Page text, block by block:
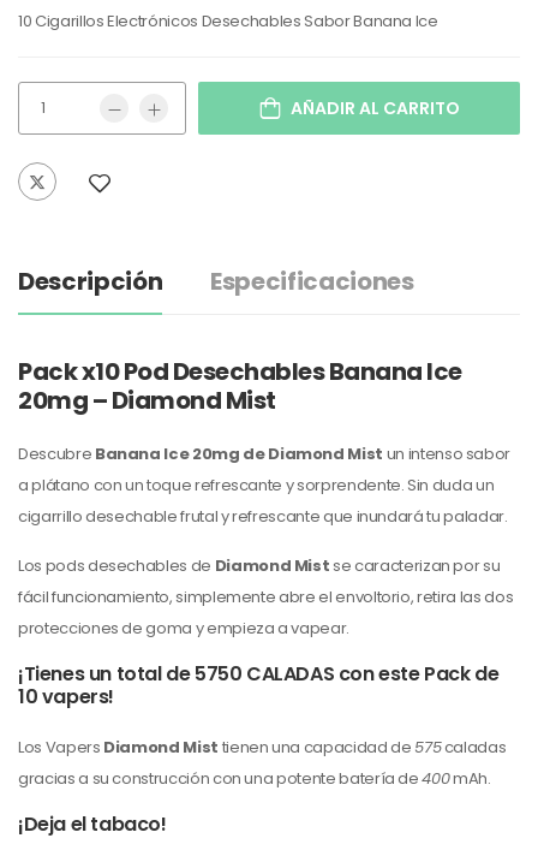
10 Cigarillos Electrónicos Desechables Sabor Banana Ice
AÑADIR AL CARRITO
Descripción Especificaciones
Pack x10 Pod Desechables Banana Ice
20mg – Diamond Mist
Descubre Banana Ice 20mg de Diamond Mist un intenso sabor
a plátano con un toque refrescante y sorprendente. Sin duda un
cigarrillo desechable frutal y refrescante que inundará tu paladar.
Los pods desechables de Diamond Mistse caracterizan por su
fácil funcionamiento, simplemente abre el envoltorio, retira las dos
protecciones de goma y empieza a vapear.
¡Tienes un total de 5750 CALADAS con este Pack de
10 vapers!
Los Vapers Diamond Mist tienen una capacidad de 575caladas
gracias a su construcción con una potente batería de400mAh.
¡Deja el tabaco!